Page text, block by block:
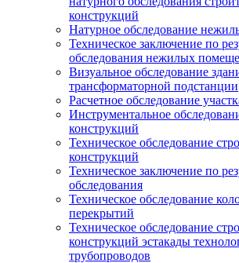
конструкций
Натурное обследование
Техническое заключение по
обследования нежилых
Визуальное обследование
трансформаторной подстанции
Расчетное обследование
Инструментальное
конструкций
Техническое обследование
конструкций
Техническое заключение по
обследования
Техническое обследование
перекрытий
Техническое обследование
конструкций эстакады
трубопроводов